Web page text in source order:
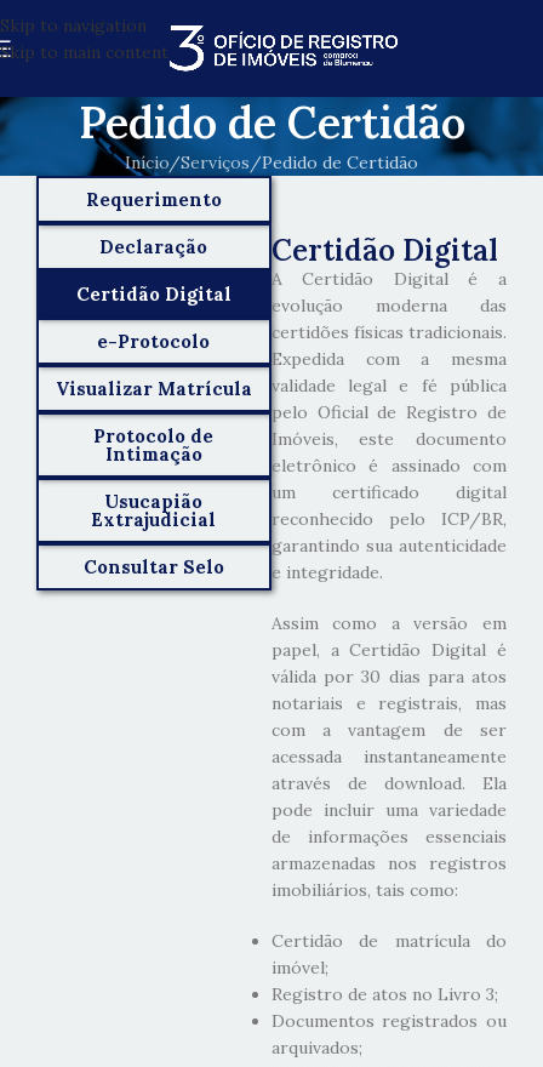
Skip to navigation
Skip to main content
Pedido de Certidão
Início Serviços Pedido de Certidão
Requerimento
Declaração
Certidão Digital
e-Protocolo
Visualizar Matrícula
Protocolo de
Intimação
Usucapião
Extrajudicial
Consultar Selo
Certidão Digital
A Certidão Digital é a
evolução moderna das
certidões físicas tradicionais.
Expedida com a mesma
validade legal e fé pública
pelo Oficial de Registro de
Imóveis, este documento
eletrônico é assinado com
um certificado digital
reconhecido pelo ICP/BR,
garantindo sua autenticidade
e integridade.
Assim como a versão em
papel, a Certidão Digital é
válida por 30 dias para atos
notariais e registrais, mas
com a vantagem de ser
acessada instantaneamente
através de download. Ela
pode incluir uma variedade
de informações essenciais
armazenadas nos registros
imobiliários, tais como:
Certidão de matrícula do
imóvel;
Registro de atos no Livro 3;
Documentos registrados ou
arquivados;